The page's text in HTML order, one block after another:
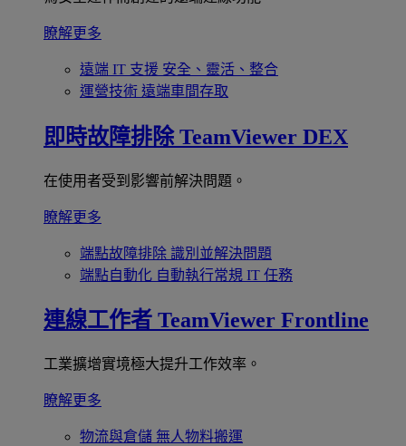
瞭解更多
遠端 IT 支援 安全、靈活、整合
運營技術 遠端車間存取
即時故障排除 TeamViewer DEX
在使用者受到影響前解決問題。
瞭解更多
端點故障排除 識別並解決問題
端點自動化 自動執行常規 IT 任務
連線工作者 TeamViewer Frontline
工業擴增實境極大提升工作效率。
瞭解更多
物流與倉儲 無人物料搬運